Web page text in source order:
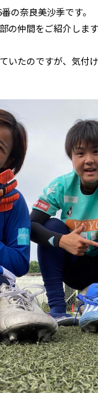
の奈良美沙季です。
の仲間をご紹介します
いたのですが、気付